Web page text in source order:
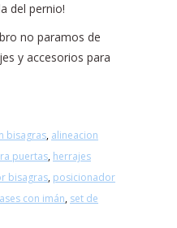
del pernio!
no paramos de
y accesorios para
bisagras, alineacion
puertas, herrajes
bisagras, posicionador
con imán, set de